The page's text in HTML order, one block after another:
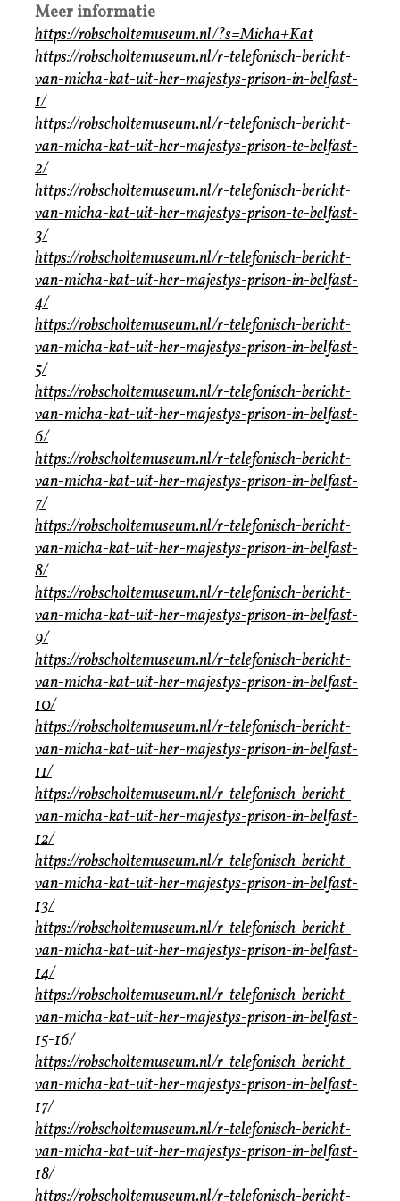
Meer informatie
https://robscholtemuseum.nl/?s=Micha+Kat
https://robscholtemuseum.nl/r-telefonisch-bericht-
van-micha-kat-uit-her-majestys-prison-in-belfast-
1/
https://robscholtemuseum.nl/r-telefonisch-bericht-
van-micha-kat-uit-her-majestys-prison-te-belfast-
2/
https://robscholtemuseum.nl/r-telefonisch-bericht-
van-micha-kat-uit-her-majestys-prison-te-belfast-
3/
https://robscholtemuseum.nl/r-telefonisch-bericht-
van-micha-kat-uit-her-majestys-prison-in-belfast-
4/
https://robscholtemuseum.nl/r-telefonisch-bericht-
van-micha-kat-uit-her-majestys-prison-in-belfast-
5/
https://robscholtemuseum.nl/r-telefonisch-bericht-
van-micha-kat-uit-her-majestys-prison-in-belfast-
6/
https://robscholtemuseum.nl/r-telefonisch-bericht-
van-micha-kat-uit-her-majestys-prison-in-belfast-
7/
https://robscholtemuseum.nl/r-telefonisch-bericht-
van-micha-kat-uit-her-majestys-prison-in-belfast-
8/
https://robscholtemuseum.nl/r-telefonisch-bericht-
van-micha-kat-uit-her-majestys-prison-in-belfast-
9/
https://robscholtemuseum.nl/r-telefonisch-bericht-
van-micha-kat-uit-her-majestys-prison-in-belfast-
10/
https://robscholtemuseum.nl/r-telefonisch-bericht-
van-micha-kat-uit-her-majestys-prison-in-belfast-
11/
https://robscholtemuseum.nl/r-telefonisch-bericht-
van-micha-kat-uit-her-majestys-prison-in-belfast-
12/
https://robscholtemuseum.nl/r-telefonisch-bericht-
van-micha-kat-uit-her-majestys-prison-in-belfast-
13/
https://robscholtemuseum.nl/r-telefonisch-bericht-
van-micha-kat-uit-her-majestys-prison-in-belfast-
14/
https://robscholtemuseum.nl/r-telefonisch-bericht-
van-micha-kat-uit-her-majestys-prison-in-belfast-
15-16/
https://robscholtemuseum.nl/r-telefonisch-bericht-
van-micha-kat-uit-her-majestys-prison-in-belfast-
17/
https://robscholtemuseum.nl/r-telefonisch-bericht-
van-micha-kat-uit-her-majestys-prison-in-belfast-
18/